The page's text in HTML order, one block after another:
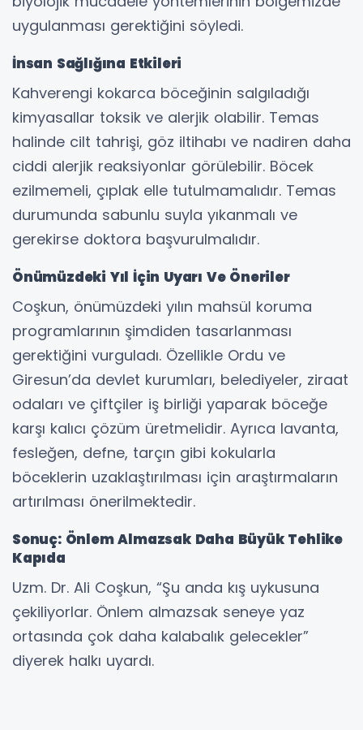
uygulanması gerektiğini söyledi.
İnsan Sağlığına Etkileri
Kahverengi kokarca böceğinin salgıladığı
kimyasallar toksik ve alerjik olabilir. Temas
halinde cilt tahrişi, göz iltihabı ve nadiren daha
ciddi alerjik reaksiyonlar görülebilir. Böcek
ezilmemeli, çıplak elle tutulmamalıdır. Temas
durumunda sabunlu suyla yıkanmalı ve
gerekirse doktora başvurulmalıdır.
Önümüzdeki Yıl İçin Uyarı Ve Öneriler
Coşkun, önümüzdeki yılın mahsül koruma
programlarının şimdiden tasarlanması
gerektiğini vurguladı. Özellikle Ordu ve
Giresun’da devlet kurumları, belediyeler, ziraat
odaları ve çiftçiler iş birliği yaparak böceğe
karşı kalıcı çözüm üretmelidir. Ayrıca lavanta,
fesleğen, defne, tarçın gibi kokularla
böceklerin uzaklaştırılması için araştırmaların
artırılması önerilmektedir.
Sonuç: Önlem Almazsak Daha Büyük Tehlike
Kapıda
Uzm. Dr. Ali Coşkun, “Şu anda kış uykusuna
çekiliyorlar. Önlem almazsak seneye yaz
ortasında çok daha kalabalık gelecekler”
diyerek halkı uyardı.